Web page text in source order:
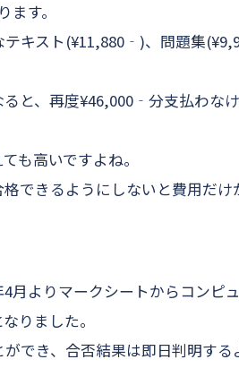
す。
キスト(¥11,880‐)、問題集
と、再度¥46,000‐分支払わなけ
も高いですよね。
できるようにしないと費用だけ
月よりマークシートからコンピ
りました。
でき、合否結果は即日判明する